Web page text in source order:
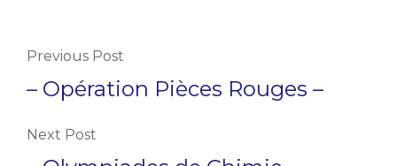
Previous Post
– Opération Pièces Rouges –
Next Post